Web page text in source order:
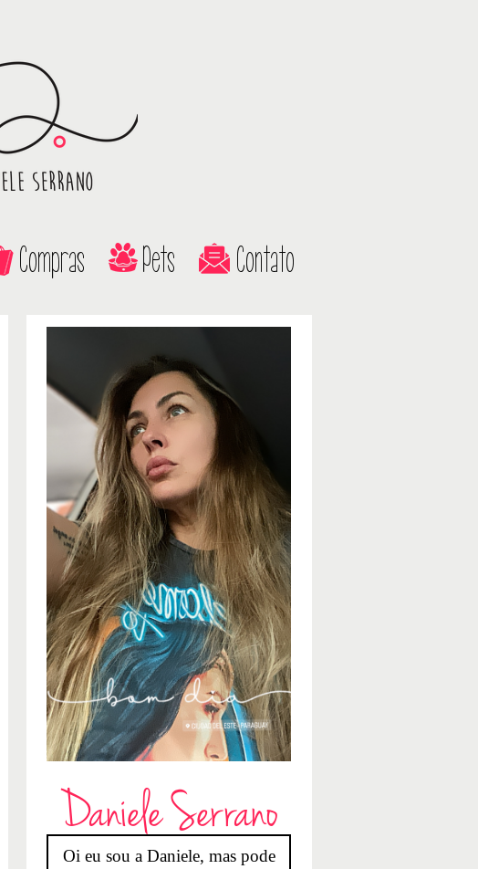
Compras Pets Contato
Daniele Serrano
Oi eu sou a Daniele, mas pode